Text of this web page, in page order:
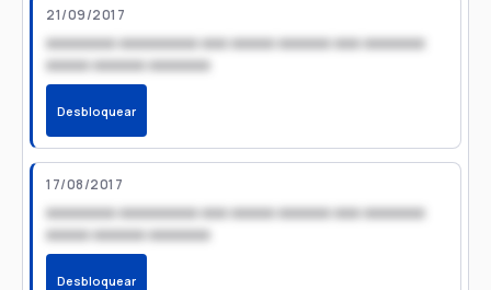
21/09/2017
xxxxxxxx xxxxxxxxx xxx xxxxx xxxxxx xxx xxxxxxx
xxxxx xxxxxx xxxxxxx
Desbloquear
17/08/2017
xxxxxxxx xxxxxxxxx xxx xxxxx xxxxxx xxx xxxxxxx
xxxxx xxxxxx xxxxxxx
Desbloquear